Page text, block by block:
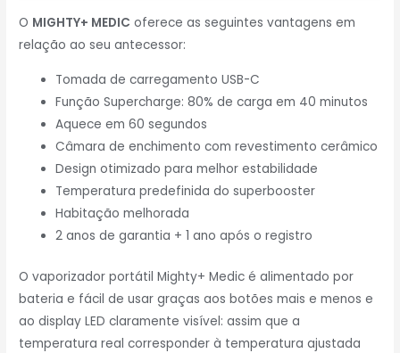
O MIGHTY+ MEDIC oferece as seguintes vantagens em
relação ao seu antecessor:
Tomada de carregamento USB-C
Função Supercharge: 80% de carga em 40 minutos
Aquece em 60 segundos
Câmara de enchimento com revestimento cerâmico
Design otimizado para melhor estabilidade
Temperatura predefinida do superbooster
Habitação melhorada
2 anos de garantia + 1 ano após o registro
O vaporizador portátil Mighty+ Medic é alimentado por
bateria e fácil de usar graças aos botões mais e menos e
ao display LED claramente visível: assim que a
temperatura real corresponder à temperatura ajustada